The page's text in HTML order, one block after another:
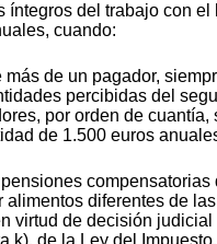
íntegros del trabajo con el
cuando:
más de un pagador,
percibidas del
por orden de cuantía,
de 1.500 euros
compensatorias
alimentos diferentes de
virtud de decisión judicial